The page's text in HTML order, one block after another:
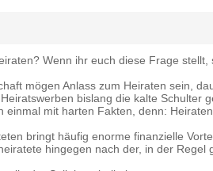
Wenn ihr euch diese Frage stellt,
mögen Anlass zum Heiraten sein,
bislang die kalte Schulter
einmal mit harten Fakten, denn:
bringt häufig enorme finanzielle
hingegen nach der, in der Regel